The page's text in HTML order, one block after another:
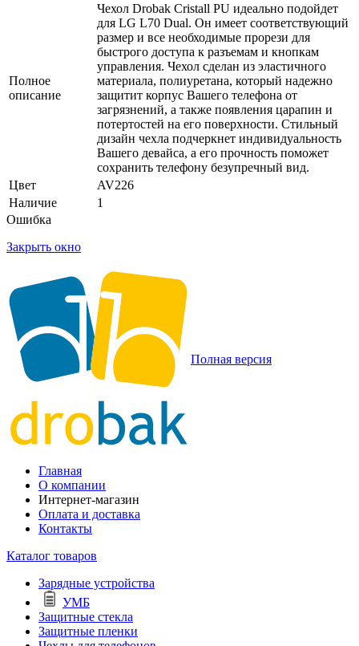
Полное
описание
Чехол Drobak Cristall PU идеально подойдет
для LG L70 Dual. Он имеет соответствующий
размер и все необходимые прорези для
быстрого доступа к разъемам и кнопкам
управления. Чехол сделан из эластичного
материала, полиуретана, который надежно
защитит корпус Вашего телефона от
загрязнений, а также появления царапин и
потертостей на его поверхности. Стильный
дизайн чехла подчеркнет индивидуальность
Вашего девайса, а его прочность поможет
сохранить телефону безупречный вид.
Цвет
AV226
Наличие
1
Ошибка
Закрыть окно
Полная версия
Главная
О компании
Интернет-магазин
Оплата и доставка
Контакты
Каталог товаров
Зарядные устройства
УМБ
Защитные стекла
Защитные пленки